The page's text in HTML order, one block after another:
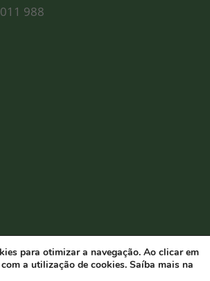
988
para otimizar a navegação. Ao clicar em
a utilização de cookies. Saíba mais na